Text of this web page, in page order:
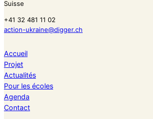
Suisse
+41 32 481 11 02
action-ukraine@digger.ch
Accueil
Projet
Actualités
Pour les écoles
Agenda
Contact